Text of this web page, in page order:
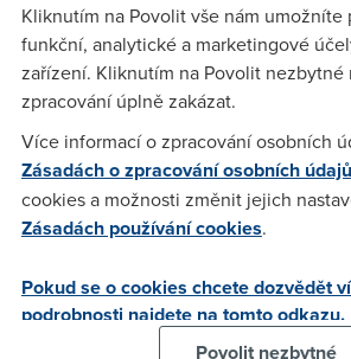
Michalall (7.4.2006 15:06:35)
Panejo,o tom se i na novinkách.cz psalo
že to už je co říct
Marek(9.4.2006 15:28:40)
Cele mi to pripada jako velky nesmysl a
blog Iva Lukasovice ) ... to co omezuje
moznosti byt napadnut virem neni
ta by mohla byt klidne nekolik GiB, a
Kliknutím na Povolit vše nám
funkční, analytické a marketingové
zařízení. Kliknutím na Povolit
zpracování úplně zakázat.
Více informací o zpracování osobních
Zásadách o zpracování osobních údajů
cookies a možnosti změnit jejich
Zásadách používání cookies.
Pokud se o cookies chcete dozvědět
podrobnosti najdete na tomto odkazu.
Povolit nezbytné